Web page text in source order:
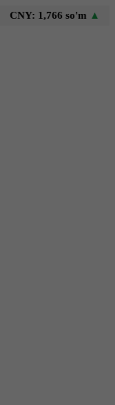
CNY: 1,766 so'm▲